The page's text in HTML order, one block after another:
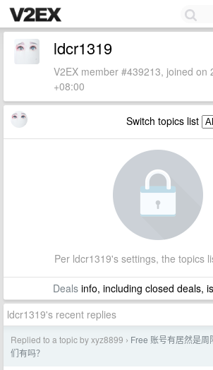
ldcr1319
V2EX member #439213, joined on
+08:00
Switch topics list
Per ldcr1319's settings, the topics
Dealsinfo, including closed deals,
ldcr1319's recent replies
Replied to a topic by xyz8899 › Free 账号有居然是周
们有吗？